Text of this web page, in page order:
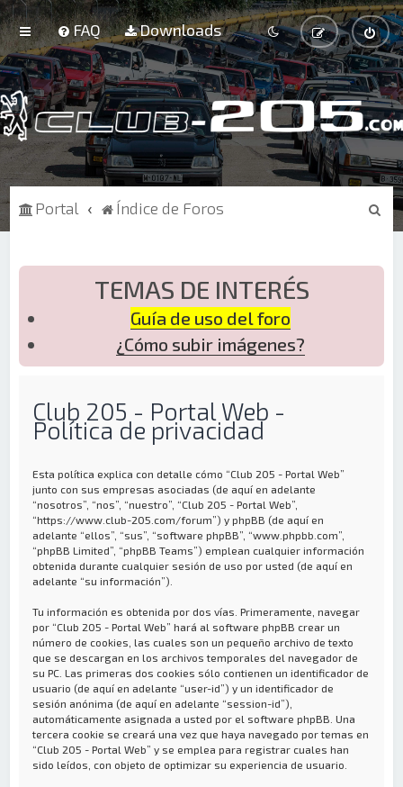
FAQ Downloads
Portal Índice de Foros
B
TEMAS DE INTERÉS
Guía de uso del foro
¿Cómo subir imágenes?
Club 205 - Portal Web -
Política de privacidad
Esta política explica con detalle cómo “Club 205 - Portal Web”
junto con sus empresas asociadas (de aquí en adelante
“nosotros”, “nos”, “nuestro”, “Club 205 - Portal Web”,
“https://www.club-205.com/forum”) y phpBB (de aquí en
adelante “ellos”, “sus”, “software phpBB”, “www.phpbb.com”,
“phpBB Limited”, “phpBB Teams”) emplean cualquier información
obtenida durante cualquier sesión de uso por usted (de aquí en
adelante “su información”).
Tu información es obtenida por dos vías. Primeramente, navegar
por “Club 205 - Portal Web” hará al software phpBB crear un
número de cookies, las cuales son un pequeño archivo de texto
que se descargan en los archivos temporales del navegador de
su PC. Las primeras dos cookies sólo contienen un identificador de
usuario (de aquí en adelante “user-id”) y un identificador de
sesión anónima (de aquí en adelante “session-id”),
automáticamente asignada a usted por el software phpBB. Una
tercera cookie se creará una vez que haya navegado por temas en
“Club 205 - Portal Web” y se emplea para registrar cuales han
sido leídos, con objeto de optimizar su experiencia de usuario.